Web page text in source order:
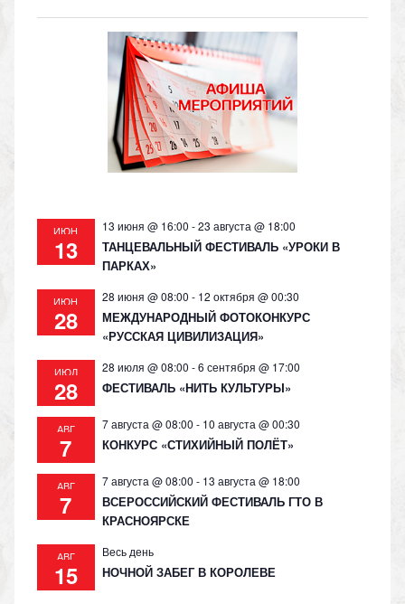
o
kl
as
s
ni
ki
gr
a
m
s
A
p
p
y
Li
n
k
ИЮН
13
13 июня @ 16:00 -23 августа @ 18:00
ТАНЦЕВАЛЬНЫЙ ФЕСТИВАЛЬ «УРОКИ В
ПАРКАХ»
ИЮН
28
28 июня @ 08:00 - 12 октября @ 00:30
МЕЖДУНАРОДНЫЙ ФОТОКОНКУРС
«РУССКАЯ ЦИВИЛИЗАЦИЯ»
ИЮЛ
28
28 июля @ 08:00 -6 сентября @ 17:00
ФЕСТИВАЛЬ «НИТЬ КУЛЬТУРЫ»
АВГ
7
7 августа @ 08:00 - 10 августа @ 00:30
КОНКУРС «СТИХИЙНЫЙ ПОЛЁТ»
АВГ
7
7 августа @ 08:00 - 13 августа @ 18:00
ВСЕРОССИЙСКИЙ ФЕСТИВАЛЬ ГТО В
КРАСНОЯРСКЕ
АВГ
15
Весь день
НОЧНОЙ ЗАБЕГ В КОРОЛЕВЕ